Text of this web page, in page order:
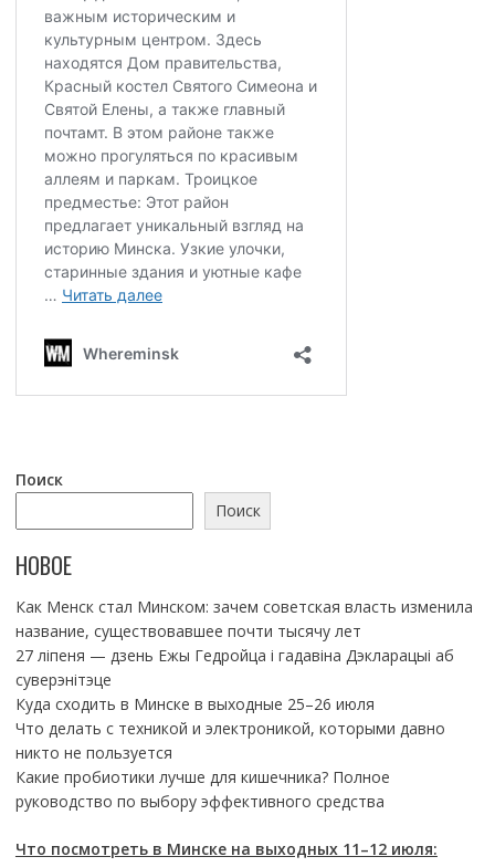
Поиск
Поиск
НОВОЕ
Как Менск стал Минском: зачем советская власть изменила
название, существовавшее почти тысячу лет
27 ліпеня — дзень Ежы Гедройца і гадавіна Дэкларацыі аб
суверэнітэце
Куда сходить в Минске в выходные 25–26 июля
Что делать с техникой и электроникой, которыми давно
никто не пользуется
Какие пробиотики лучше для кишечника? Полное
руководство по выбору эффективного средства
Что посмотреть в Минске на выходных 11–12 июля: